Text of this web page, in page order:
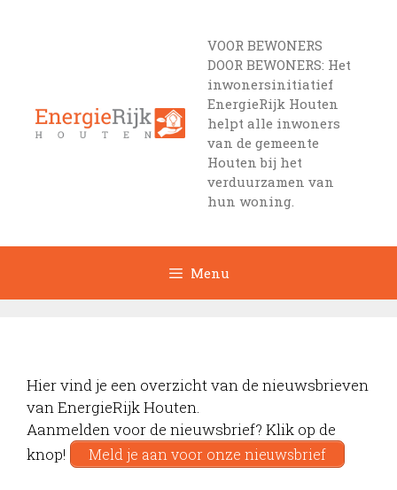
VOOR BEWONERS
DOOR BEWONERS: Het
inwonersinitiatief
EnergieRijk Houten
helpt alle inwoners
van de gemeente
Houten bij het
verduurzamen van
hun woning.
Menu
Hier vind je een overzicht van de nieuwsbrieven
van EnergieRijk Houten.
Aanmelden voor de nieuwsbrief? Klik op de
knop!
Meld je aan voor onze nieuwsbrief